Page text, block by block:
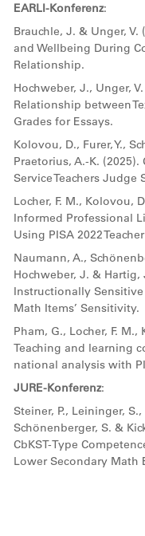
EARLI-Konferenz:
Brauchle, J. & Unger,
and Wellbeing During
Relationship.
Hochweber, J., Unger,
Relationship between
Grades for Essays.
Kolovou, D., Furer, Y.,
Praetorius, A.-K.
Service Teachers Judge
Locher, F. M., Kolovou,
Informed Professional
Using PISA 2022
Naumann, A.,
Hochweber, J. &
Instructionally
Math Items’ Sensitivity.
Pham, G., Locher, F.
Teaching and learning
national analysis with
JURE-Konferenz:
Steiner, P., Leininger,
Schönenberger, S. &
CbKST-Type
Lower Secondary Math